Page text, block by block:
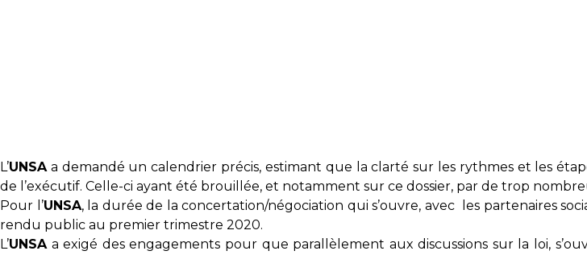
L’UNSAa demandé un calendrier précis, estimant que la clarté sur les rythmes et les
de l’exécutif. Celle-ci ayant été brouillée, et notamment sur ce dossier, par de trop
Pour l’UNSA, la durée de la concertation/négociation qui s’ouvre, avec les partenaires
rendu public au premier trimestre 2020.
L’UNSAa exigé des engagements pour que parallèlement aux discussions sur la loi,